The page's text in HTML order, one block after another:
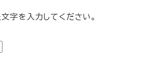
字を入力してください。